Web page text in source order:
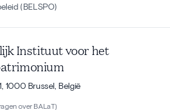
(BELSPO)
Instituut voor het
1000 Brussel, België
over BALaT)